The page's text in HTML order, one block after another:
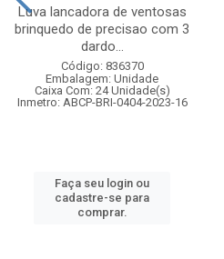
Luva lancadora de ventosas
brinquedo de precisao com 3
dardo...
Código: 836370
Embalagem: Unidade
Caixa Com: 24 Unidade(s)
Inmetro: ABCP-BRI-0404-2023-16
Faça seu login ou
cadastre-se para
comprar.